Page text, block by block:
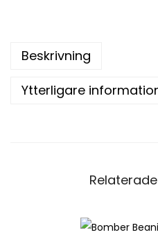
Beskrivning
Ytterligare